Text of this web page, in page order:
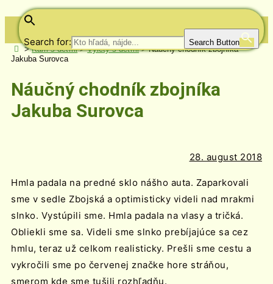
Search for: Search Button
>Kam s deťmi>Výlety s deťmi>Náučný chodník zbojníka
Jakuba Surovca
Náučný chodník zbojníka
Jakuba Surovca
28. august 2018
Hmla padala na predné sklo nášho auta. Zaparkovali
sme v sedle Zbojská a optimisticky videli nad mrakmi
slnko. Vystúpili sme. Hmla padala na vlasy a tričká.
Obliekli sme sa. Videli sme slnko prebíjajúce sa cez
hmlu, teraz už celkom realisticky. Prešli sme cestu a
vykročili sme po červenej značke hore stráňou,
smerom kde sme tušili rozhľadňu.